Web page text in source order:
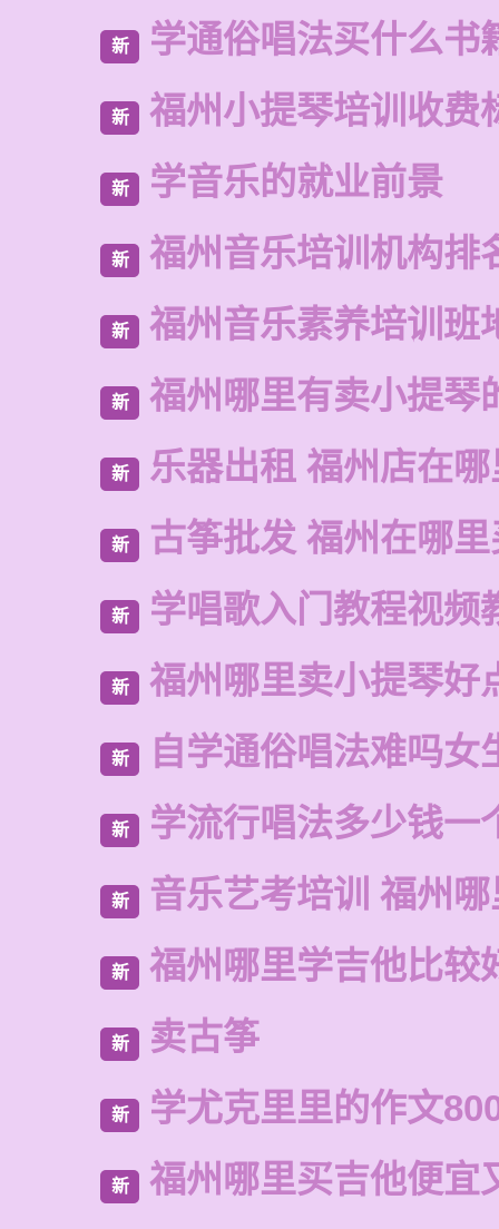
新 学通俗唱法买什么书
新 福州小提琴培训收费
新 学音乐的就业前景
新 福州音乐培训机构排
新 福州音乐素养培训班
新 福州哪里有卖小提琴
新 乐器出租 福州店在
新 古筝批发 福州在哪
新 学唱歌入门教程视频
新 福州哪里卖小提琴好
新 自学通俗唱法难吗女
新 学流行唱法多少钱一
新 音乐艺考培训 福州
新 福州哪里学吉他比较
新 卖古筝
新 学尤克里里的作文
新 福州哪里买吉他便宜